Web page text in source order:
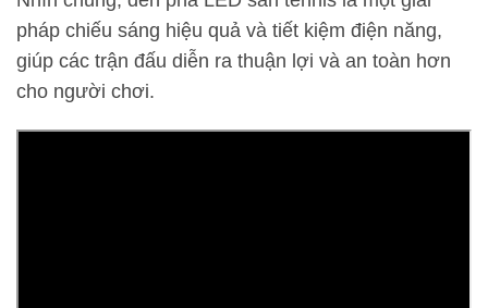
pháp chiếu sáng hiệu quả và tiết kiệm điện năng,
giúp các trận đấu diễn ra thuận lợi và an toàn hơn
cho người chơi.